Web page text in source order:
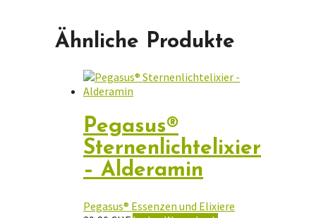
Ähnliche Produkte
Pegasus®
Sternenlichtelixier
– Alderamin
Pegasus® Essenzen und Elixiere